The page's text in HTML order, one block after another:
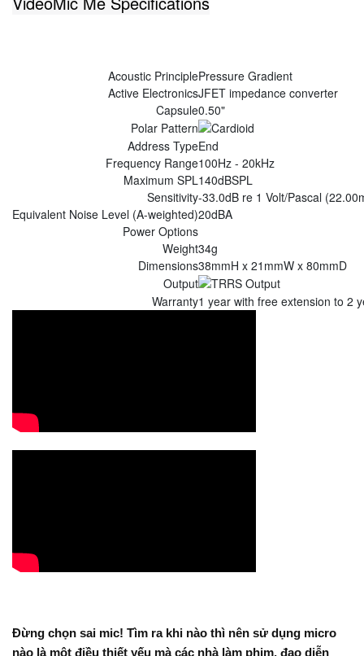
Acoustic PrinciplePressure Gradient
Active ElectronicsJFET impedance converter
Capsule0.50"
Polar Pattern
Address TypeEnd
Frequency Range100Hz - 20kHz
Maximum SPL140dBSPL
Sensitivity-33.0dB re 1 Volt/Pascal
Equivalent Noise Level (A-weighted)20dBA
Power Options
Weight34g
Dimensions38mmH x 21mmW x 80mmD
Output
Warranty1 year with free extension to 2
Đừng chọn sai mic! Tìm ra khi nào thì nên sử dụng micro
nào là một điều thiết yếu mà các nhà làm phim, đạo diễn